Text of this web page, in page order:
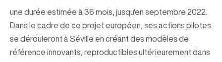
une durée estimée à 36 mois, jusqu'en septembre 2022.
Dans le cadre de ce projet européen, ses actions pilotes
se dérouleront à Séville en créant des modèles de
référence innovants, reproductibles ultérieurement dans